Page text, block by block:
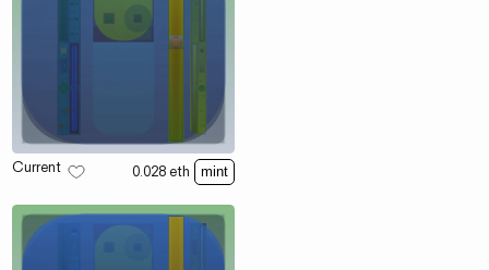
Current 0.028 eth mint